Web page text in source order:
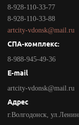
8-928-110-33-77
8-928-110-33-88
artcity-vdonsk@mail.ru
СПА-комплекс:
8-988-945-49-36
E-mail
artcity-vdonsk@mail.ru
Адрес
г.Волгодонск,